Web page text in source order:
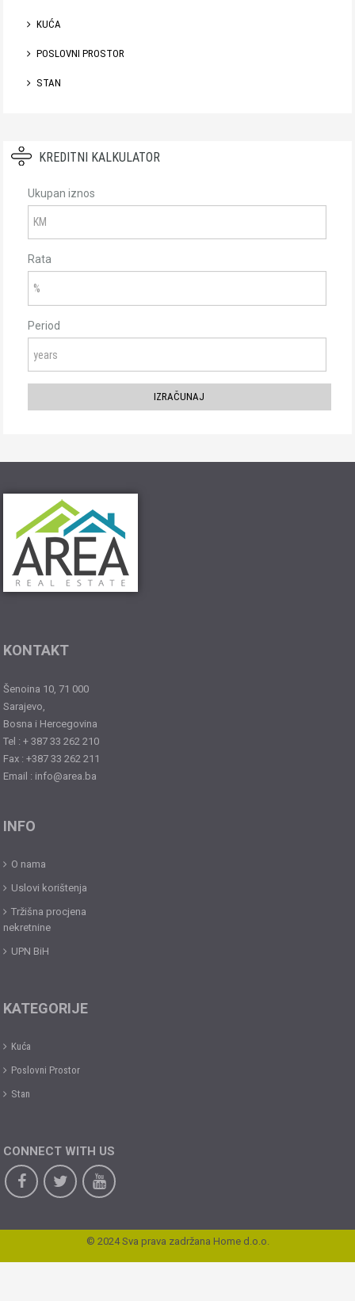
KUĆA
POSLOVNI PROSTOR
STAN
KREDITNI KALKULATOR
Ukupan iznos
Rata
Period
KONTAKT
Šenoina 10, 71 000
Sarajevo,
Bosna i Hercegovina
Tel : + 387 33 262 210
Fax : +387 33 262 211
Email : info@area.ba
INFO
O nama
Uslovi korištenja
Tržišna procjena
nekretnine
UPN BiH
KATEGORIJE
Kuća
Poslovni Prostor
Stan
CONNECT WITH US
© 2024 Sva prava zadržana Home d.o.o.